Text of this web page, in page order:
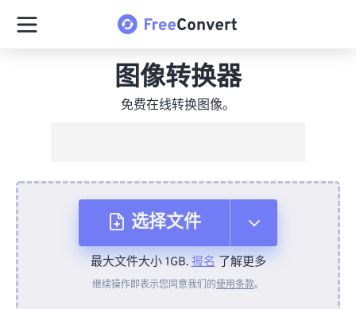
图像转换器
免费在线转换图像。
选择文件
从设备
最大文件大小 1GB.报名了解更多
继续操作即表示您同意我们的使用条款。